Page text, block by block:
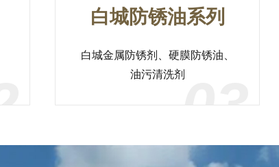
白城防锈油系列
白城金属防锈剂、硬膜防锈油、
油污清洗剂